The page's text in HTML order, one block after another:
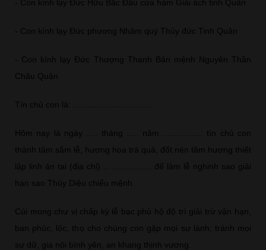
- Con kính lạy Đức Hữu Bắc Đẩu cửa hàm Giải ách tinh Quân
- Con kính lạy Đức phương Nhâm quý Thủy đức Tinh Quân
- Con kính lạy Đức Thượng Thanh Bản mệnh Nguyên Thần
Châu Quân
Tín chủ con là: .................................
Hôm nay là ngày ..... tháng ..... năm ................. tín chủ con
thành tâm sắm lễ, hương hoa trà quả, đốt nén tâm hương thiết
lập linh án tại (địa chỉ) …………..…. để làm lễ nghinh sao giải
hạn sao Thủy Diệu chiếu mệnh.
Cúi mong chư vị chấp kỳ lễ bạc phù hộ độ trì giải trừ vận hạn,
ban phúc, lộc, thọ cho chúng con gặp mọi sự lành, tránh mọi
sự dữ, gia nội bình yên, an khang thịnh vượng.